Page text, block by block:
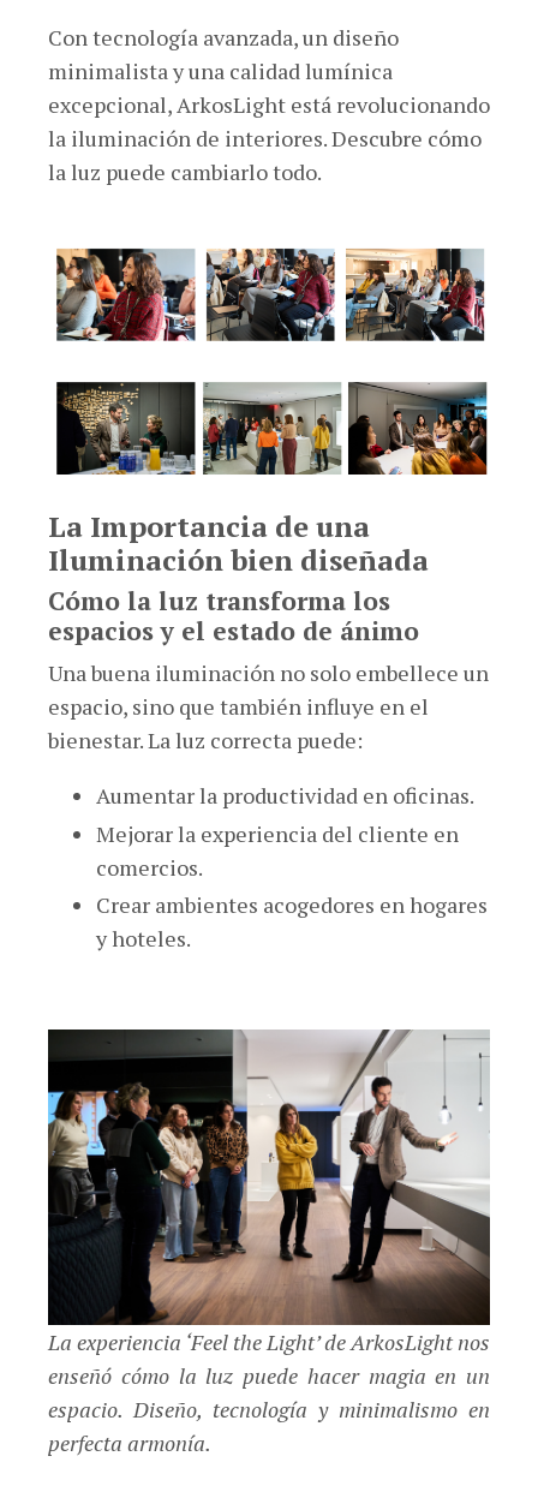
Con tecnología avanzada, un diseño
minimalista y una calidad lumínica
excepcional, ArkosLight está revolucionando
la iluminación de interiores. Descubre cómo
la luz puede cambiarlo todo.
La Importancia de una
Iluminación bien diseñada
Cómo la luz transforma los
espacios y el estado de ánimo
Una buena iluminación no solo embellece un
espacio, sino que también influye en el
bienestar. La luz correcta puede:
Aumentar la productividad en oficinas.
Mejorar la experiencia del cliente en
comercios.
Crear ambientes acogedores en hogares
y hoteles.
La experiencia ‘Feel the Light’ de ArkosLight nos
enseñó cómo la luz puede hacer magia en un
espacio. Diseño, tecnología y minimalismo en
perfecta armonía.